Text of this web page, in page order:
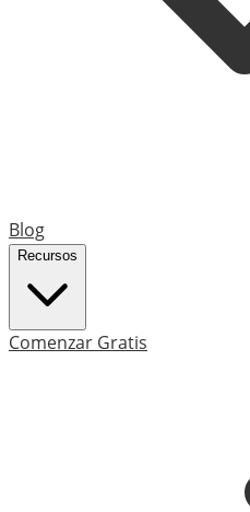
Blog
Recursos
Comenzar Gratis